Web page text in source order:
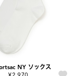
NY ソックス